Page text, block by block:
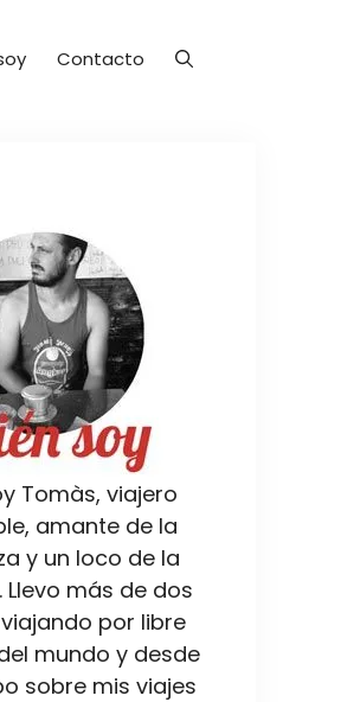
Contacto
Tomàs, viajero
amante de la
y un loco de la
más de dos
por libre
mundo y desde
sobre mis viajes